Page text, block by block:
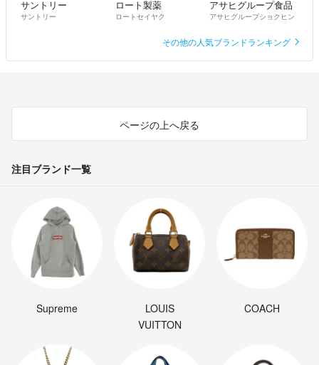
サントリー
サントリー
ロート製薬
ロートセイヤク
アサヒグループ食品
アサヒグループショクヒン
その他の人気ブランドランキング
ページの上へ戻る
注目ブランド一覧
Supreme
LOUIS
VUITTON
COACH